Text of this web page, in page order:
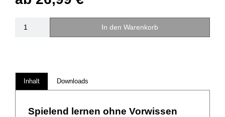
In den Warenkorb
Inhalt Downloads
Spielend lernen ohne Vorwissen